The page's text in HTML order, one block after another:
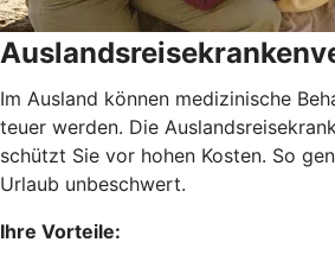
Im Ausland können medizinische
teuer werden. Die
schützt Sie vor hohen Kosten. So
Urlaub unbeschwert.
Ihre Vorteile: